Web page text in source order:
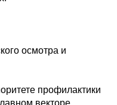
осмотра и
профилактики